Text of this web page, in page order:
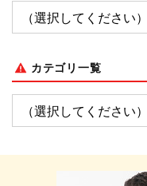
カテゴリ一覧